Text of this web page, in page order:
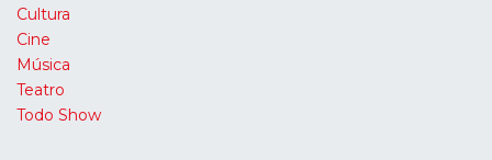
Cultura
Cine
Música
Teatro
Todo Show